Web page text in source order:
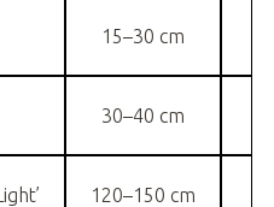
15–30 cm
30–40 cm
120–150 cm